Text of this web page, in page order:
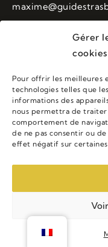
Gérer
cookies
Pour offrir les meilleures
technologies telles que
informations des
nous permettra de
comportement de
de ne pas consentir ou
effet négatif sur
+33 (0)6 88 43 48 23
LIENS UTILES
Accueil
Copyright ©2025